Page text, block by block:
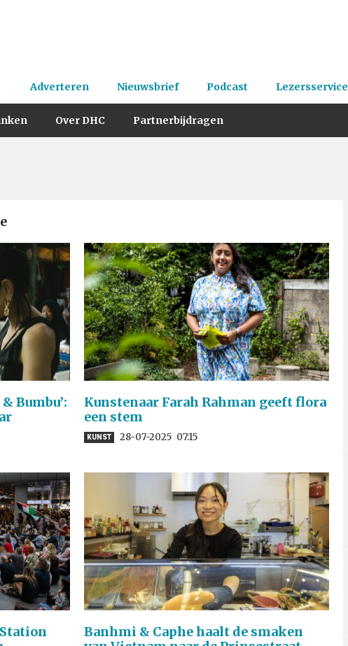
Adverteren Nieuwsbrief Podcast Lezersservice
Over DHC Partnerbijdragen
Bumbu’:
Kunstenaar Farah Rahman geeft flora
een stem
KUNST 28-07-2025 07:15
Banhmi & Caphe haalt de smaken